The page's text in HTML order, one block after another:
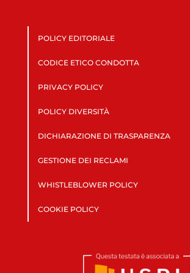
POLICY EDITORIALE
CODICE ETICO CONDOTTA
PRIVACY POLICY
POLICY DIVERSITÀ
DICHIARAZIONE DI TRASPARENZA
GESTIONE DEI RECLAMI
WHISTLEBLOWER POLICY
COOKIE POLICY